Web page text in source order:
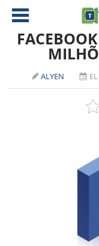
AMD
TABLETS
ALYEN